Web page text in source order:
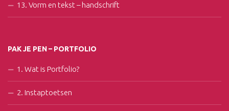
13. Vorm en tekst – handschrift
PAK JE PEN – PORTFOLIO
1. Wat is Portfolio?
2. Instaptoetsen